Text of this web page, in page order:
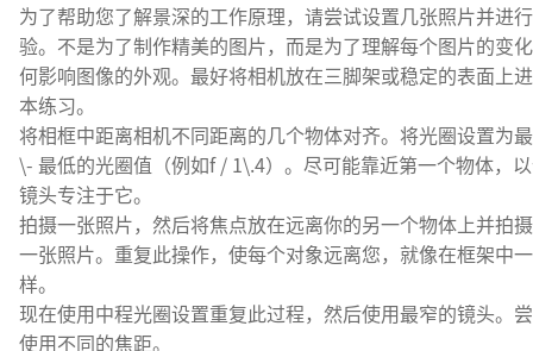
为了帮助您了解景深的工作原理，请尝试设置几张照片并进
验。不是为了制作精美的图片，而是为了理解每个图片的变
何影响图像的外观。最好将相机放在三脚架或稳定的表面上
本练习。
将相框中距离相机不同距离的几个物体对齐。将光圈设置为
\- 最低的光圈值（例如f / 1\.4）。尽可能靠近第一个物体，
镜头专注于它。
拍摄一张照片，然后将焦点放在远离你的另一个物体上并拍
一张照片。重复此操作，使每个对象远离您，就像在框架中一
样。
现在使用中程光圈设置重复此过程，然后使用最窄的镜头。
使用不同的焦距。